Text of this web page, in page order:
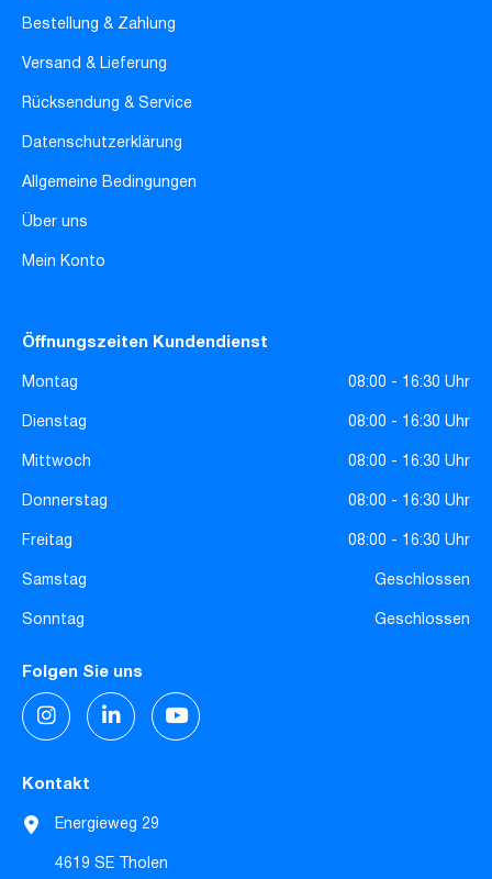
Bestellung & Zahlung
Versand & Lieferung
Rücksendung & Service
Datenschutzerklärung
Allgemeine Bedingungen
Über uns
Mein Konto
Öffnungszeiten Kundendienst
Montag
08:00 - 16:30 Uhr
Dienstag
08:00 - 16:30 Uhr
Mittwoch
08:00 - 16:30 Uhr
Donnerstag
08:00 - 16:30 Uhr
Freitag
08:00 - 16:30 Uhr
Samstag
Geschlossen
Sonntag
Geschlossen
Folgen Sie uns
Kontakt
Energieweg 29
4619 SE Tholen